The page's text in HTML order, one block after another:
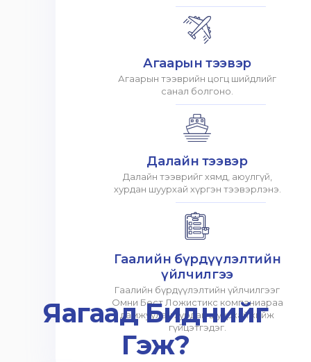
Агаарын тээвэр
Агаарын тээврийн цогц шийдлийг
санал болгоно.
Далайн тээвэр
Далайн тээврийг хямд, аюулгүй,
хурдан шуурхай хүргэн тээвэрлэнэ.
Гаалийн бүрдүүлэлтийн
үйлчилгээ
Гаалийн бүрдүүлэлтийн үйлчилгээг
Омни Бест Ложистикс компаниараа
дамжуулан хурдан шуурхай хийж
гүйцэтгэдэг.
Яагаад Биднийг
Гэж?